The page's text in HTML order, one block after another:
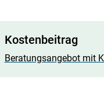
Kostenbeitrag
Beratungsangebot mit